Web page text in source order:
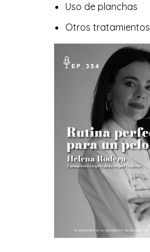
Uso de planchas
Otros tratamientos